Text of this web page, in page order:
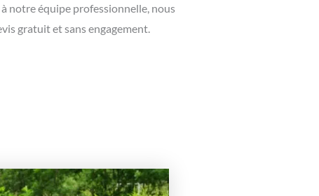
notre équipe professionnelle, nous
gratuit et sans engagement.